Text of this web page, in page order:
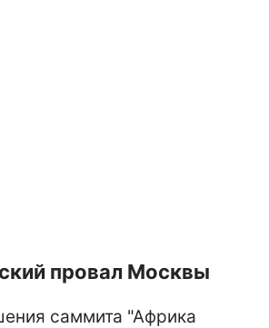
провал Москвы
саммита "Африка